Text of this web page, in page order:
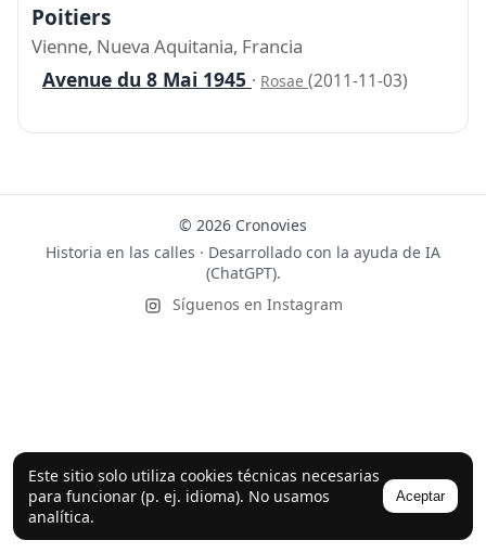
Este sitio solo utiliza cookies técnicas necesarias
para funcionar (p. ej. idioma). No usamos
analítica.
Aceptar
Poitiers
Vienne, Nueva Aquitania, Francia
Avenue du 8 Mai 1945 · Rosae (2011-11-03)
© 2026 Cronovies
Historia en las calles · Desarrollado con la ayuda de IA
(ChatGPT).
Síguenos en Instagram